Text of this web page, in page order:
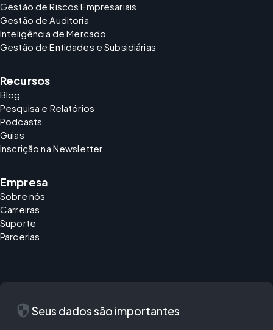
Gestão de Riscos Empresariais
Gestão de Auditoria
Inteligência de Mercado
Gestão de Entidades e Subsidiárias
Recursos
Blog
Pesquisa e Relatórios
Podcasts
Guias
Inscrição na Newsletter
Empresa
Sobre nós
Carreiras
Suporte
Parcerias
security Seus dados são importantes